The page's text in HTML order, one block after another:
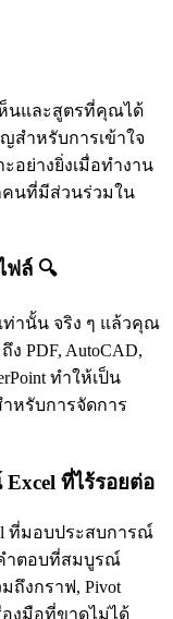
ห็นและสูตรที่คุณได้
สำหรับการเข้าใจ
อย่างยิ่งเมื่อทำงาน
คนที่มีส่วนร่วมใน
ฟล์ 🔍
เท่านั้น จริง ๆ แล้วคุณ
PDF, AutoCAD,
ทำให้เป็น
หรับการจัดการ
ที่ไร้รอยต่อ
ที่มอบประสบการณ์
คำตอบที่สมบูรณ์
ถึงกราฟ, Pivot
องมือที่ขาดไม่ได้